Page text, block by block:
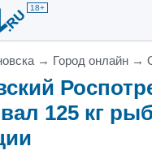
18+
→ Город онлайн →
125 кг